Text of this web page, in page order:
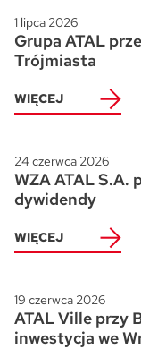
1 lipca 2026
Grupa ATAL
Trójmiasta
WIĘCEJ
24 czerwca 2026
WZA ATAL S.A.
dywidendy
WIĘCEJ
19 czerwca 2026
ATAL Ville przy
inwestycja we